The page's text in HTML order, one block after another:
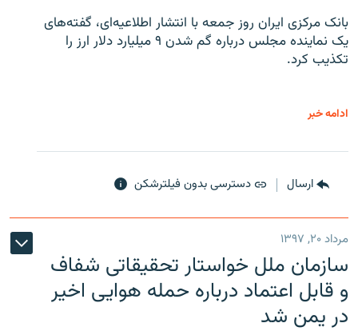
بانک مرکزی ایران روز جمعه با انتشار اطلاعیه‌ای، گفته‌های
یک نماینده مجلس درباره گم شدن ۹ میلیارد دلار ارز را
تکذیب کرد.
ادامه خبر
ارسال دسترسی بدون فیلترشکن
مرداد ۲۰, ۱۳۹۷
سازمان ملل خواستار تحقیقاتی شفاف
و قابل اعتماد درباره حمله هوایی اخیر
در یمن شد